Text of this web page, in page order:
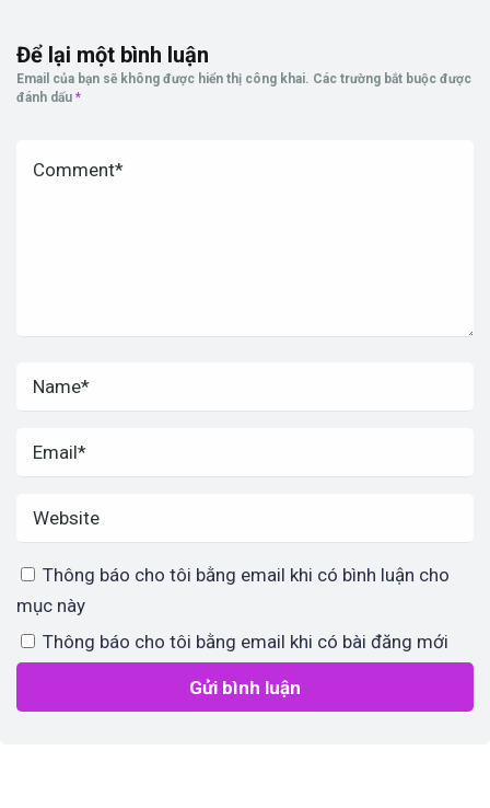
Để lại một bình luận
Email của bạn sẽ không được hiển thị công khai. Các trường bắt buộc được
đánh dấu *
Thông báo cho tôi bằng email khi có bình luận cho
mục này
Thông báo cho tôi bằng email khi có bài đăng mới